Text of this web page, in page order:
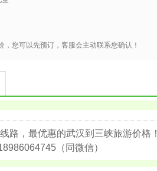
，您可以先预订，客服会主动联系您确认！
路，最优惠的武汉到三峡旅游价格！
（同微信）